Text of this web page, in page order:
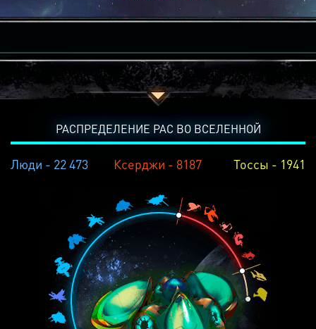
РАСПРЕДЕЛЕНИЕ РАС ВО ВСЕЛЕННОЙ
Люди - 22 473 Ксерджи - 8187 Тоссы - 1941